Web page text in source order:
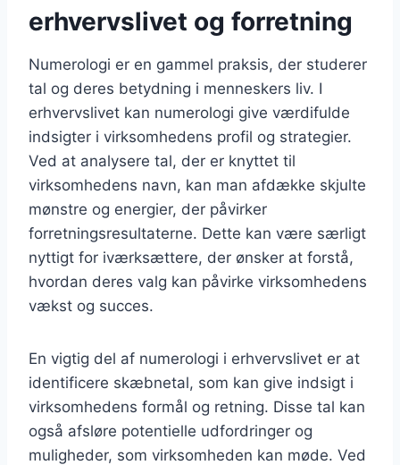
erhvervslivet og forretning
Numerologi er en gammel praksis, der studerer
tal og deres betydning i menneskers liv. I
erhvervslivet kan numerologi give værdifulde
indsigter i virksomhedens profil og strategier.
Ved at analysere tal, der er knyttet til
virksomhedens navn, kan man afdække skjulte
mønstre og energier, der påvirker
forretningsresultaterne. Dette kan være særligt
nyttigt for iværksættere, der ønsker at forstå,
hvordan deres valg kan påvirke virksomhedens
vækst og succes.
En vigtig del af numerologi i erhvervslivet er at
identificere skæbnetal, som kan give indsigt i
virksomhedens formål og retning. Disse tal kan
også afsløre potentielle udfordringer og
muligheder, som virksomheden kan møde. Ved